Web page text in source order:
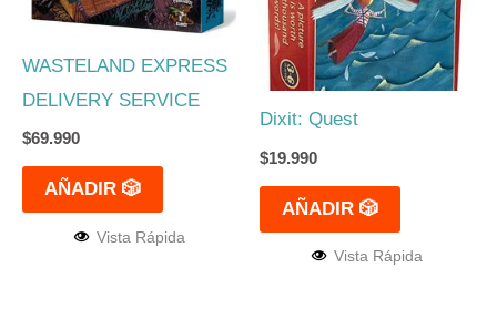
WASTELAND EXPRESS
DELIVERY SERVICE
$69.990
AÑADIR 🎲
Vista Rápida
Dixit: Quest
$19.990
AÑADIR 🎲
Vista Rápida